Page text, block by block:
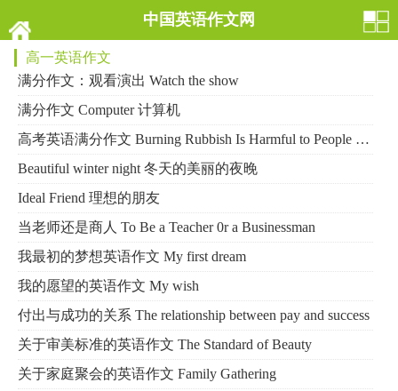
中国英语作文网
高一英语作文
满分作文：观看演出 Watch the show
满分作文 Computer 计算机
高考英语满分作文 Burning Rubbish Is Harmful to People 燃烧垃圾对人有害
Beautiful winter night 冬天的美丽的夜晚
Ideal Friend 理想的朋友
当老师还是商人 To Be a Teacher 0r a Businessman
我最初的梦想英语作文 My first dream
我的愿望的英语作文 My wish
付出与成功的关系 The relationship between pay and success
关于审美标准的英语作文 The Standard of Beauty
关于家庭聚会的英语作文 Family Gathering